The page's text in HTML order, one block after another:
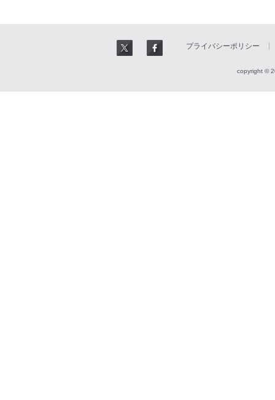
プライバシーポリシー
copyright ©